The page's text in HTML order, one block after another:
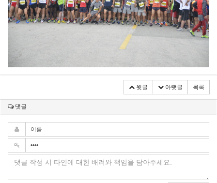
윗글 아랫글 목록
댓글